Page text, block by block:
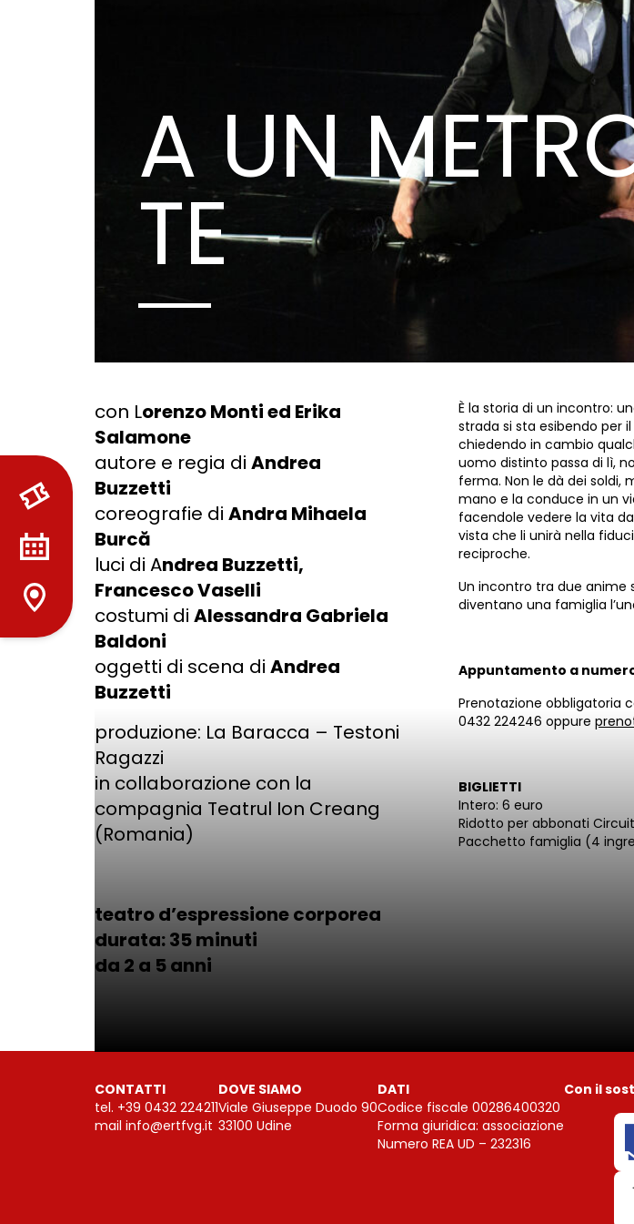
A UN
TE
con Lorenzo Monti ed Erika
Salamone
autore e regia di Andrea
Buzzetti
coreografie di Andra Mihaela
Burcă
luci di Andrea Buzzetti,
Francesco Vaselli
costumi di Alessandra Gabriela
Baldoni
oggetti di scena di Andrea
Buzzetti
produzione: La Baracca – Testoni
Ragazzi
in collaborazione con la
compagnia Teatrul Ion Creang
(Romania)
teatro d’espressione corporea
durata: 35 minuti
da 2 a 5 anni
È la storia di un incontro:
strada si sta esibendo per
chiedendo in cambio
uomo distinto passa di lì,
ferma. Non le dà dei soldi,
mano e la conduce in un
facendole vedere la vita
vista che li unirà nella
reciproche.
Un incontro tra due anime
diventano una famiglia
Appuntamento a
Prenotazione obbligatoria
0432 224246 oppure
BIGLIETTI
Intero: 6 euro
Ridotto per abbonati
Pacchetto famiglia (4
CONTATTI
tel. +39 0432 224211
mail info@ertfvg.it
DOVE SIAMO
Viale Giuseppe Duodo 90
33100 Udine
DATI
Codice fiscale 00286400320
Forma giuridica: associazione
Numero REA UD – 232316
Con il